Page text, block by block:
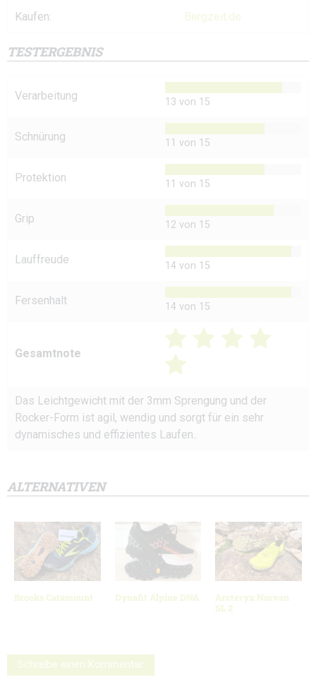
Kaufen: Bergzeit.de
TESTERGEBNIS
Verarbeitung 13 von 15
Schnürung 11 von 15
Protektion 11 von 15
Grip 12 von 15
Lauffreude 14 von 15
Fersenhalt 14 von 15
Gesamtnote
Das Leichtgewicht mit der 3mm Sprengung und der
Rocker-Form ist agil, wendig und sorgt für ein sehr
dynamisches und effizientes Laufen..
ALTERNATIVEN
Brooks Catamount Dynafit Alpine DNA
Arcteryx Norvan
SL 2
Schreibe einen Kommentar